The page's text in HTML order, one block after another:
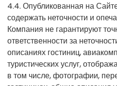
4.4. Опубликованная на
содержать неточности и
Компания не гарантируют
ответственности за
описаниях гостиниц,
туристических услуг,
в том числе, фотографии,